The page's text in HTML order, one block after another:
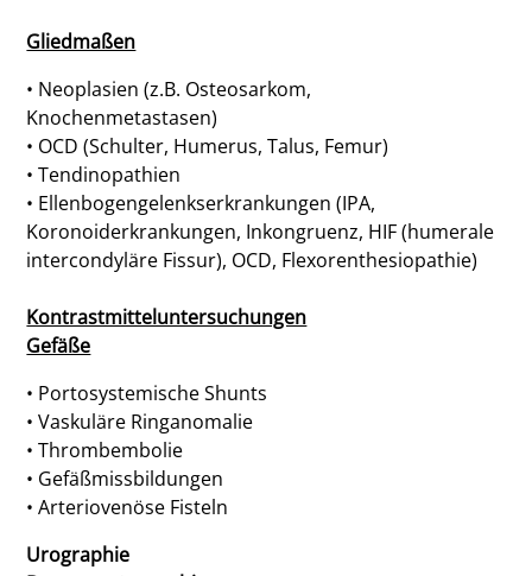
Gliedmaßen
• Neoplasien (z.B. Osteosarkom,
Knochenmetastasen)
• OCD (Schulter, Humerus, Talus, Femur)
• Tendinopathien
• Ellenbogengelenkserkrankungen (IPA,
Koronoiderkrankungen, Inkongruenz, HIF (humerale
intercondyläre Fissur), OCD, Flexorenthesiopathie)
Kontrastmitteluntersuchungen
Gefäße
• Portosystemische Shunts
• Vaskuläre Ringanomalie
• Thrombembolie
• Gefäßmissbildungen
• Arteriovenöse Fisteln
Urographie